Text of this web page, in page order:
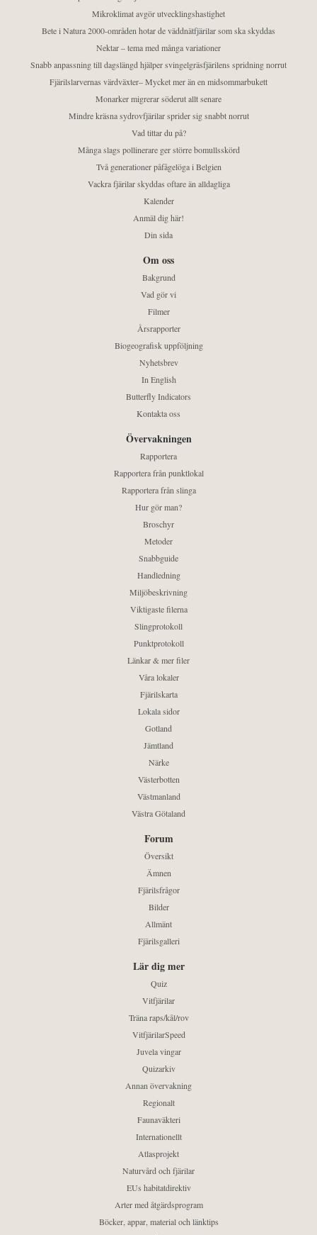
Mikroklimat avgör utvecklingshastighet
Bete i Natura 2000-områden hotar de väddnätfjärilar som ska skyddas
Nektar – tema med många variationer
Snabb anpassning till dagslängd hjälper svingelgräsfjärilens spridning norrut
Fjärilslarvernas värdväxter– Mycket mer än en midsommarbukett
Monarker migrerar söderut allt senare
Mindre kräsna sydrovfjärilar sprider sig snabbt norrut
Vad tittar du på?
Många slags pollinerare ger större bomullsskörd
Två generationer påfågelöga i Belgien
Vackra fjärilar skyddas oftare än alldagliga
Kalender
Anmäl dig här!
Din sida
Om oss
Bakgrund
Vad gör vi
Filmer
Årsrapporter
Biogeografisk uppföljning
Nyhetsbrev
In English
Butterfly Indicators
Kontakta oss
Övervakningen
Rapportera
Rapportera från punktlokal
Rapportera från slinga
Hur gör man?
Broschyr
Metoder
Snabbguide
Handledning
Miljöbeskrivning
Viktigaste filerna
Slingprotokoll
Punktprotokoll
Länkar & mer filer
Våra lokaler
Fjärilskarta
Lokala sidor
Gotland
Jämtland
Närke
Västerbotten
Västmanland
Västra Götaland
Forum
Översikt
Ämnen
Fjärilsfrågor
Bilder
Allmänt
Fjärilsgalleri
Lär dig mer
Quiz
Vitfjärilar
Träna raps/kål/rov
VitfjärilarSpeed
Juvela vingar
Quizarkiv
Annan övervakning
Regionalt
Faunaväkteri
Internationellt
Atlasprojekt
Naturvård och fjärilar
EUs habitatdirektiv
Arter med åtgärdsprogram
Böcker, appar, material och länktips